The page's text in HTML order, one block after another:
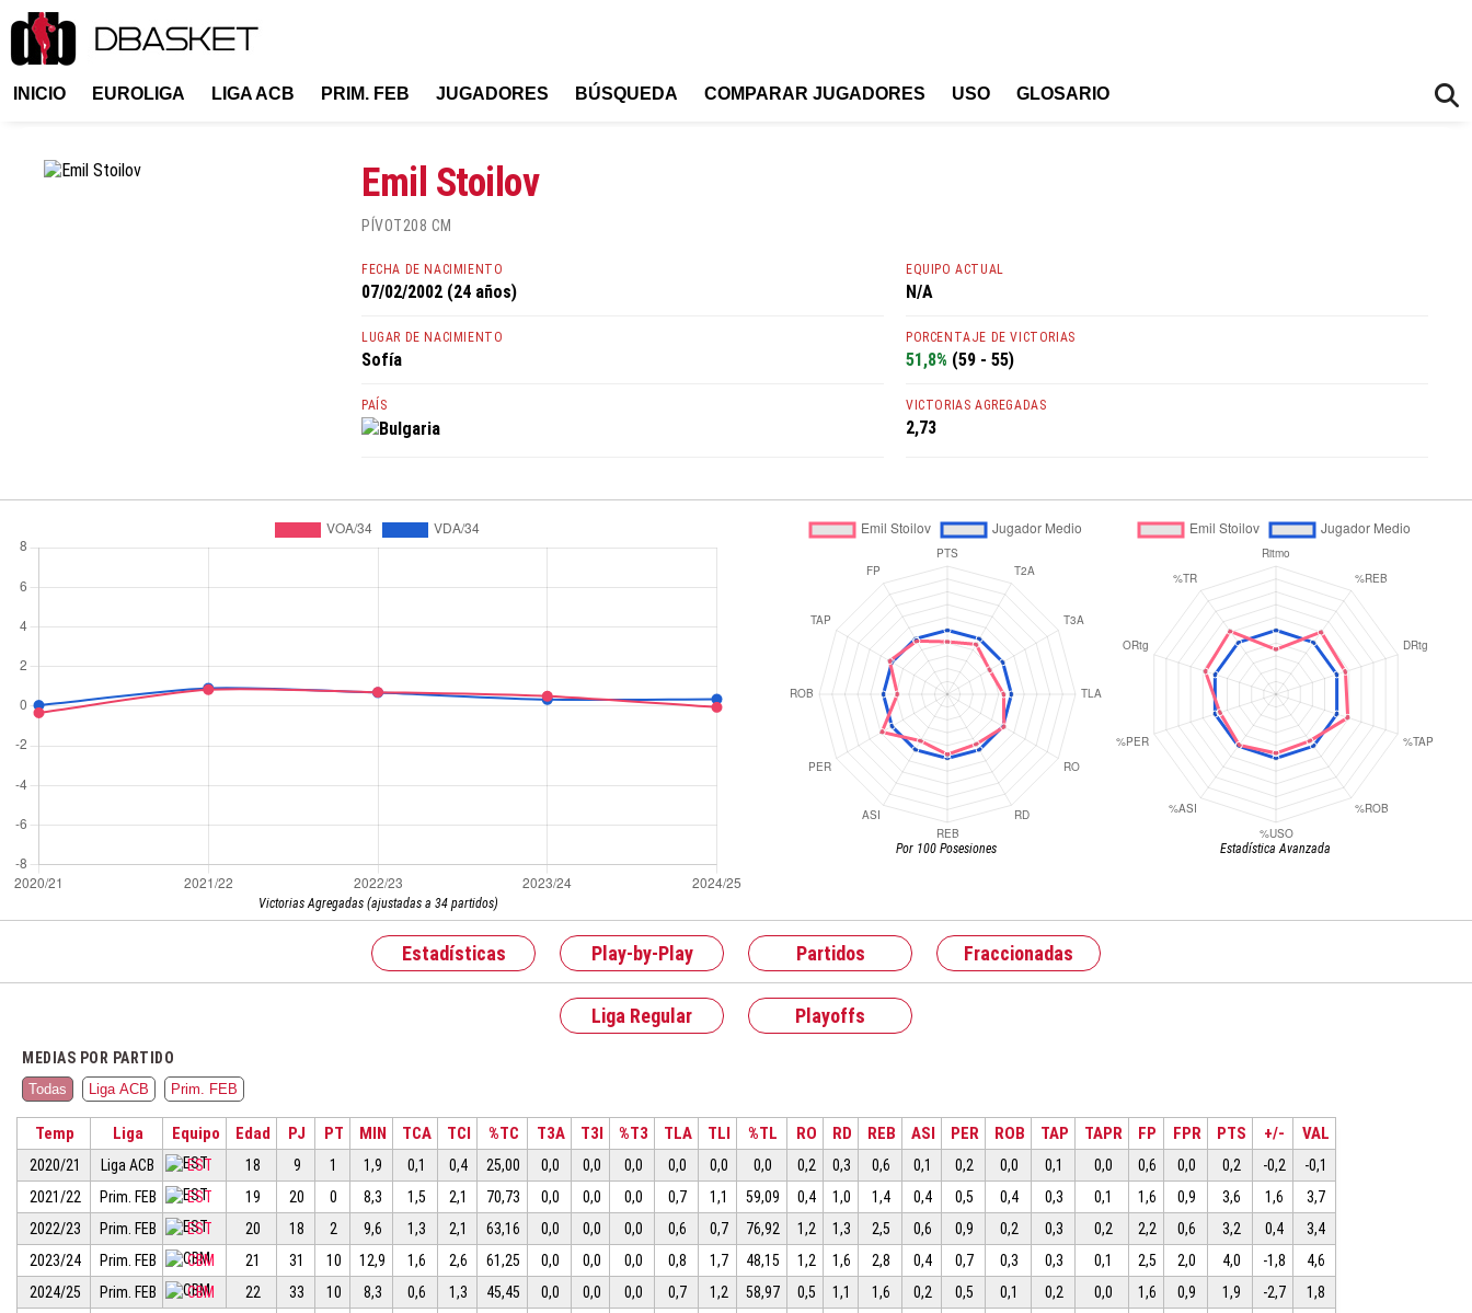
INICIO EUROLIGA LIGA ACB PRIM. FEB JUGADORES BÚSQUEDA COMPARAR JUGADORES USO GLOSARIO
Emil Stoilov
PÍVOT208 CM
FECHA DE NACIMIENTO
07/02/2002 (24 años)
LUGAR DE NACIMIENTO
Sofía
PAÍS
Bulgaria
EQUIPO ACTUAL
N/A
PORCENTAJE DE VICTORIAS
51,8% (59 - 55)
VICTORIAS AGREGADAS
2,73
Victorias Agregadas (ajustadas a 34 partidos)
Por 100 Posesiones Estadística Avanzada
Estadísticas Play-by-Play Partidos Fraccionadas
Liga Regular Playoffs
MEDIAS POR PARTIDO
Todas Liga ACB Prim. FEB
Temp Liga Equipo Edad PJ PT MIN TCA TCI %TC T3A T3I %T3 TLA TLI %TL RO RD REB ASI PER ROB TAP TAPR FP FPR PTS +/- VAL
2020/21 Liga ACB EST 18 9 1 1,9 0,1 0,4 25,00 0,0 0,0 0,0 0,0 0,0 0,0 0,2 0,3 0,6 0,1 0,2 0,0 0,1 0,0 0,6 0,0 0,2 -0,2
-0,1
2021/22
Prim. FEB EST 19 20 0 8,3 1,5 2,1 70,73 0,0 0,0 0,0 0,7 1,1 59,09 0,4 1,0 1,4 0,4 0,5 0,4 0,3 0,1 1,6 0,9 3,6 1,6
3,7
2022/23
Prim. FEB EST 20 18 2 9,6 1,3 2,1 63,16 0,0 0,0 0,0 0,6 0,7 76,92 1,2 1,3 2,5 0,6 0,9 0,2 0,3 0,2 2,2 0,6 3,2 0,4
3,4
2023/24
Prim. FEB CBM 21 31 10 12,9 1,6 2,6 61,25 0,0 0,0 0,0 0,8 1,7 48,15 1,2 1,6 2,8 0,4 0,7 0,3 0,3 0,1 2,5 2,0 4,0 -1,8
4,6
2024/25
Prim. FEB CBM 22 33 10 8,3 0,6 1,3 45,45 0,0 0,0 0,0 0,7 1,2 58,97 0,5 1,1 1,6 0,2 0,5 0,1 0,2 0,0 1,6 0,9 1,9 -2,7
1,8